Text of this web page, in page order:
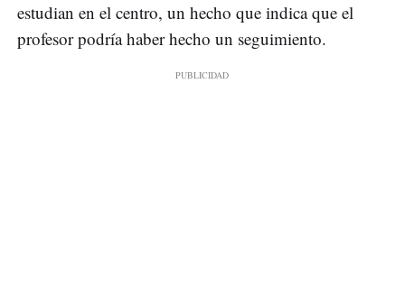
estudian en el centro, un hecho que indica que el
profesor podría haber hecho un seguimiento.